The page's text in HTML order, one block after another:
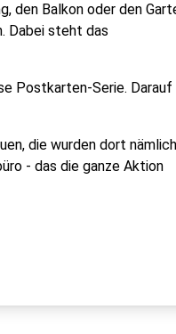
den Balkon oder den
Dabei steht das
Postkarten-Serie. Darauf
die wurden dort nämlich
- das die ganze Aktion